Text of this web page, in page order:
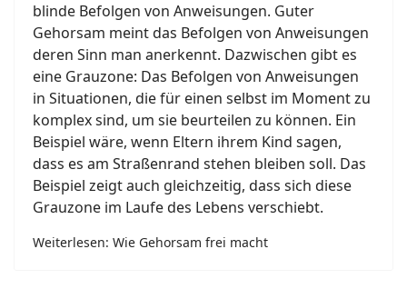
blinde Befolgen von Anweisungen. Guter
Gehorsam meint das Befolgen von Anweisungen
deren Sinn man anerkennt. Dazwischen gibt es
eine Grauzone: Das Befolgen von Anweisungen
in Situationen, die für einen selbst im Moment zu
komplex sind, um sie beurteilen zu können. Ein
Beispiel wäre, wenn Eltern ihrem Kind sagen,
dass es am Straßenrand stehen bleiben soll. Das
Beispiel zeigt auch gleichzeitig, dass sich diese
Grauzone im Laufe des Lebens verschiebt.
Weiterlesen: Wie Gehorsam frei macht